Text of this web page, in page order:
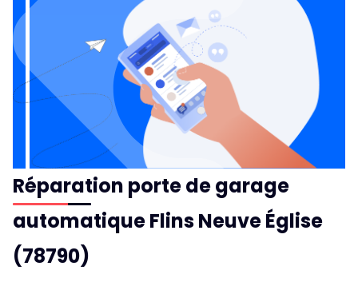
Réparation porte de garage
automatique Flins Neuve Église
(78790)